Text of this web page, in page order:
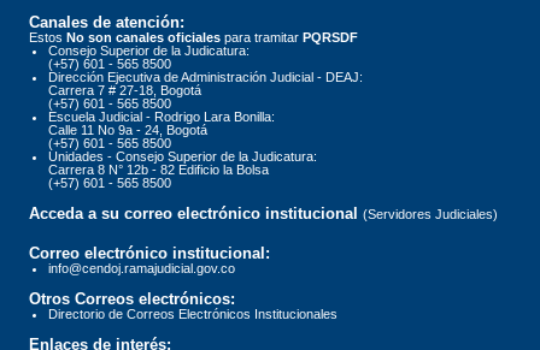
Canales de atención:
Estos No son canales oficiales para tramitar PQRSDF
Consejo Superior de la Judicatura:
(+57) 601 - 565 8500
Dirección Ejecutiva de Administración Judicial - DEAJ:
Carrera 7 # 27-18, Bogotá
(+57) 601 - 565 8500
Escuela Judicial - Rodrigo Lara Bonilla:
Calle 11 No 9a - 24, Bogotá
(+57) 601 - 565 8500
Unidades - Consejo Superior de la Judicatura:
Carrera 8 N° 12b - 82 Edificio la Bolsa
(+57) 601 - 565 8500
Acceda a su correo electrónico institucional (Servidores Judiciales)
Correo electrónico institucional:
info@cendoj.ramajudicial.gov.co
Otros Correos electrónicos:
Directorio de Correos Electrónicos Institucionales
Enlaces de interés: